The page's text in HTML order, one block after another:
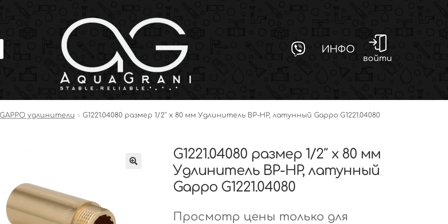
ИНФО
войти
GAPPO удлинители G1221.04080 размер 1/2″ х 80 мм Удлинитель ВР-НР, латунный Gappo G1221.04080
G1221.04080 размер 1/2″ х 80 мм
Удлинитель ВР-НР, латунный
Gappo G1221.04080
Просмотр цены только для